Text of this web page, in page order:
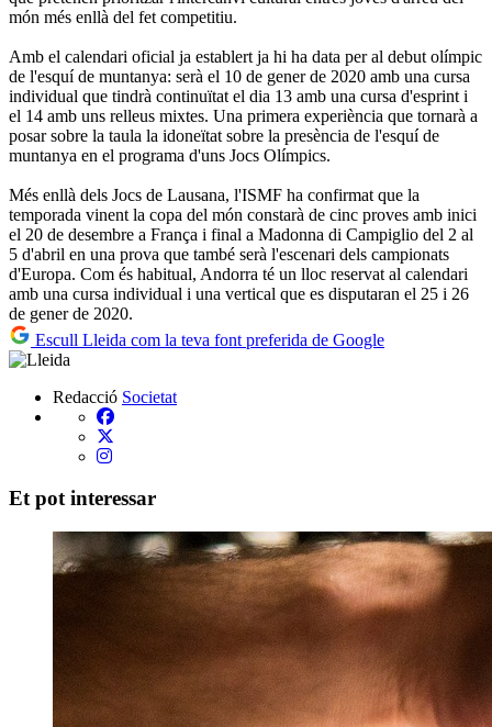
món més enllà del fet competitiu.
Amb el calendari oficial ja establert ja hi ha data per al debut olímpic
de l'esquí de muntanya: serà el 10 de gener de 2020 amb una cursa
individual que tindrà continuïtat el dia 13 amb una cursa d'esprint i
el 14 amb uns relleus mixtes. Una primera experiència que tornarà a
posar sobre la taula la idoneïtat sobre la presència de l'esquí de
muntanya en el programa d'uns Jocs Olímpics.
Més enllà dels Jocs de Lausana, l'ISMF ha confirmat que la
temporada vinent la copa del món constarà de cinc proves amb inici
el 20 de desembre a França i final a Madonna di Campiglio del 2 al
5 d'abril en una prova que també serà l'escenari dels campionats
d'Europa. Com és habitual, Andorra té un lloc reservat al calendari
amb una cursa individual i una vertical que es disputaran el 25 i 26
de gener de 2020.
Escull Lleida com la teva font preferida de Google
Redacció Societat
Et pot interessar